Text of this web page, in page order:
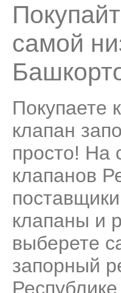
самой
Покупаете
клапан
просто! На
клапанов
клапаны и
выберете
запорный